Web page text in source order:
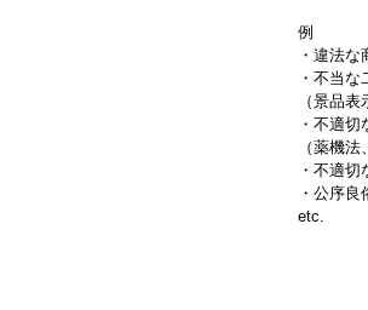
例
・違法な
・不当
（景品表
・不適切
（薬機
・不適切
・公序
etc.